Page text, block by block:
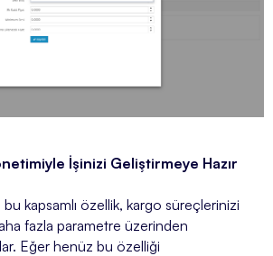
İşinizi Geliştirmeye Hazır
bu kapsamlı özellik, kargo süreçlerinizi
fazla parametre üzerinden
Eğer henüz bu özelliği